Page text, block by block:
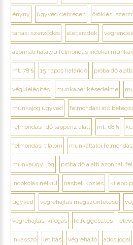
ényny ügyvéd debrecen öröklési
tartási szerződés életjáradék
azonnali hatályú felmondás indokai
mt. 78 § 15 napos határidő próbaidő
végkielégítés munkabér késedelme
munkajog ügyvéd felmondási idő
felmondási idő táppénz alatt mt. 68 §
felmondási tilalom munkáltatói felmondás
munkaügyi jog próbaidő alatti azonnali
indokolás nélkül írásbeli közlés kilépő
ügyvéd végrehajtás megszüntetése
végrehajtási kifogás felfüggesztés
inkasszó letiltás végrehajtó adós jogai